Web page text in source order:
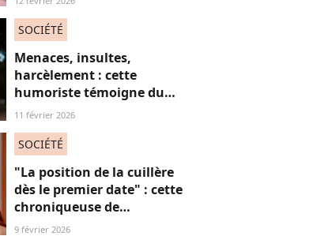
SOCIÉTÉ
Menaces, insultes,
harcèlement : cette
humoriste témoigne du
sort des femmes sur les
11 février 2026
SOCIÉTÉ
"La position de la cuillère
dès le premier date" : cette
chroniqueuse de
Quotidien s'amuse de
9 février 2026